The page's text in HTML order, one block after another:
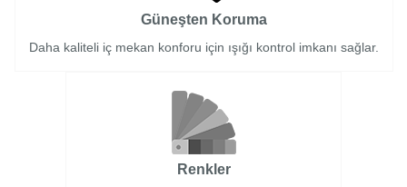
Güneşten Koruma
Daha kaliteli iç mekan konforu için ışığı kontrol imkanı sağlar.
Renkler